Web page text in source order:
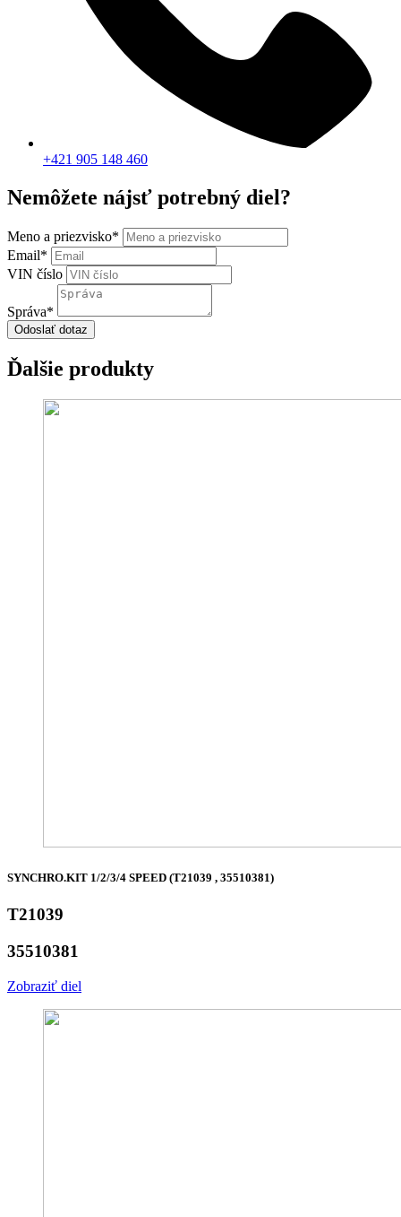
+421 905 148 460
Nemôžete nájsť potrebný diel?
Meno a priezvisko*
Email*
VIN číslo
Správa*
Odoslať dotaz
Ďalšie produkty
SYNCHRO.KIT 1/2/3/4 SPEED (T21039 , 35510381)
T21039
35510381
Zobraziť diel